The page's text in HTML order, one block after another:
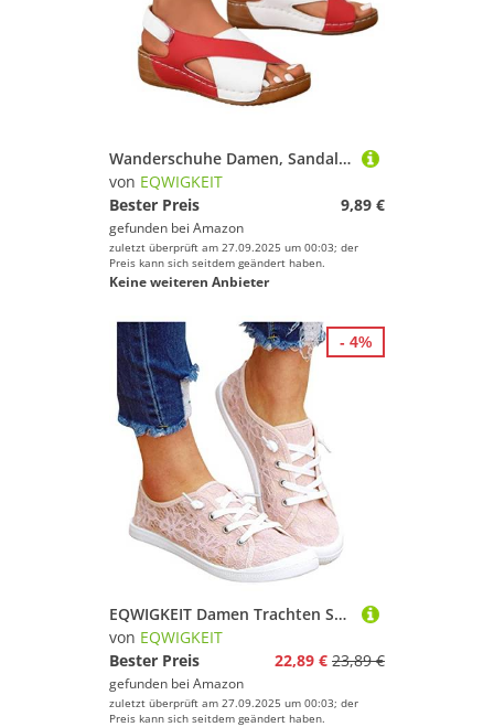
Wanderschuhe Damen, Sandalen Damen Sommer Orthopädische Schuhe Plateau Römersandalen Bequeme Breite Füße Strandsandalen Mit Weiche Fussbett Sandaletten Casual Sommerschuhe
von EQWIGKEIT
Bester Preis
9,89 €
gefunden bei Amazon
zuletzt überprüft am 27.09.2025 um 00:03; der
Preis kann sich seitdem geändert haben.
Keine weiteren Anbieter
EQWIGKEIT Damen Trachten Sneaker Elegante Walkingschuhe Leichte Flache Freizeitschuhe Bestickte Turnschuhe Atmungsaktive Sommerschuhe Bequeme Hochzeitsschuhe Lässige BrautschuheGr. 37-42EU
von EQWIGKEIT
Bester Preis
22,89 € 23,89 €
gefunden bei Amazon
zuletzt überprüft am 27.09.2025 um 00:03; der
Preis kann sich seitdem geändert haben.
- 4%